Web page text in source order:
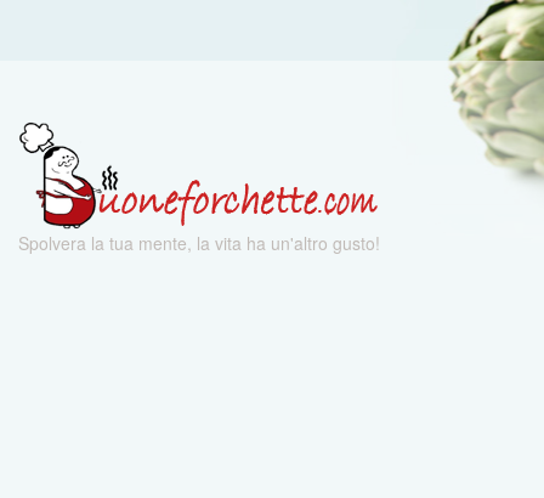
Spolvera la tua mente, la vita ha un'altro gusto!